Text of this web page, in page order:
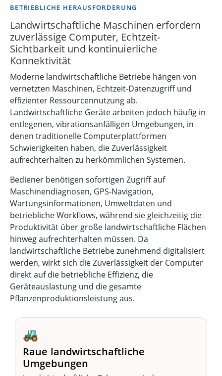
BETRIEBLICHE HERAUSFORDERUNG
Landwirtschaftliche Maschinen erfordern
zuverlässige Computer, Echtzeit-
Sichtbarkeit und kontinuierliche
Konnektivität
Moderne landwirtschaftliche Betriebe hängen von
vernetzten Maschinen, Echtzeit-Datenzugriff und
effizienter Ressourcennutzung ab.
Landwirtschaftliche Geräte arbeiten jedoch häufig in
entlegenen, vibrationsanfälligen Umgebungen, in
denen traditionelle Computerplattformen
Schwierigkeiten haben, die Zuverlässigkeit
aufrechterhalten zu herkömmlichen Systemen.
Bediener benötigen sofortigen Zugriff auf
Maschinendiagnosen, GPS-Navigation,
Wartungsinformationen, Umweltdaten und
betriebliche Workflows, während sie gleichzeitig die
Produktivität über große landwirtschaftliche Flächen
hinweg aufrechterhalten müssen. Da
landwirtschaftliche Betriebe zunehmend digitalisiert
werden, wirkt sich die Zuverlässigkeit der Computer
direkt auf die betriebliche Effizienz, die
Geräteauslastung und die gesamte
Pflanzenproduktionsleistung aus.
🚜
Raue landwirtschaftliche
Umgebungen